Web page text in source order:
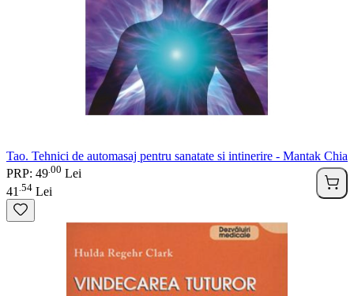
Tao. Tehnici de automasaj pentru sanatate si intinerire - Mantak Chia
PRP: 49 00 Lei
41 54 Lei